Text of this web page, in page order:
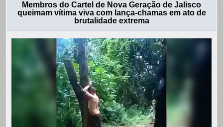
Membros do Cartel de Nova Geração de Jalisco
queimam vítima viva com lança-chamas em ato de
brutalidade extrema